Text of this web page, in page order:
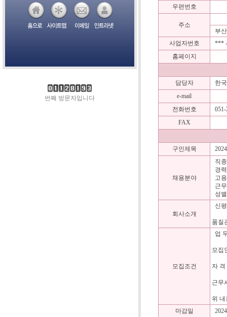
번째 방문자입니다
우편번호
주소
부
사업자번호
***
홈페이지
담당자
한
e-mail
전화번호
FAX
구인제목
채용분야
직
경
고
근
성
회사소개
신
품질
모집조건
업
모집
자
근무
위 내
마감일